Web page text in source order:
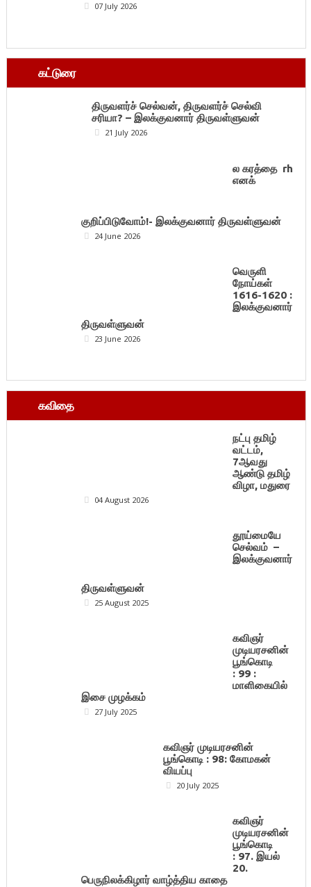
07 July 2026
கட்டுரை
திருவளர்ச் செல்வன், திருவளர்ச் செல்வி
சரியா? – இலக்குவனார் திருவள்ளுவன்
21 July 2026
ல கரத்தை rh
எனக்
குறிப்பிடுவோம்!- இலக்குவனார் திருவள்ளுவன்
24 June 2026
வெருளி
நோய்கள்
1616-1620 :
இலக்குவனார்
திருவள்ளுவன்
23 June 2026
கவிதை
நட்பு தமிழ்
வட்டம்,
7ஆவது
ஆண்டு தமிழ்
விழா, மதுரை
04 August 2026
தூய்மையே
செல்வம் –
இலக்குவனார்
திருவள்ளுவன்
25 August 2025
கவிஞர்
முடியரசனின்
பூங்கொடி
: 99 :
மாளிகையில்
இசை முழக்கம்
27 July 2025
கவிஞர் முடியரசனின்
பூங்கொடி : 98: கோமகன்
வியப்பு
20 July 2025
கவிஞர்
முடியரசனின்
பூங்கொடி
: 97. இயல்
20.
பெருநிலக்கிழார் வாழ்த்திய காதை